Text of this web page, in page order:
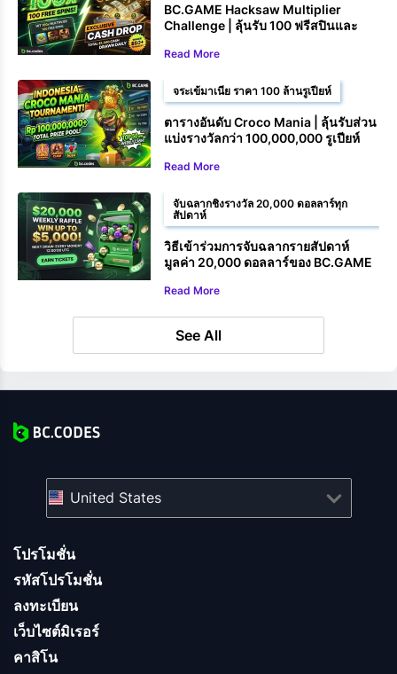
BC.GAME Hacksaw Multiplier
Challenge | ลุ้นรับ 100 ฟรีสปินและ
Read More
จระเข้มาเนีย ราคา 100 ล้านรูเปียห์
ตารางอันดับ Croco Mania | ลุ้นรับส่วน
แบ่งรางวัลกว่า 100,000,000 รูเปียห์
Read More
จับฉลากชิงรางวัล 20,000 ดอลลาร์ทุก
สัปดาห์
วิธีเข้าร่วมการจับฉลากรายสัปดาห์
มูลค่า 20,000 ดอลลาร์ของ BC.GAME
Read More
See All
โปรโมชั่น
รหัสโปรโมชั่น
ลงทะเบียน
เว็บไซต์มิเรอร์
คาสิโน
United States